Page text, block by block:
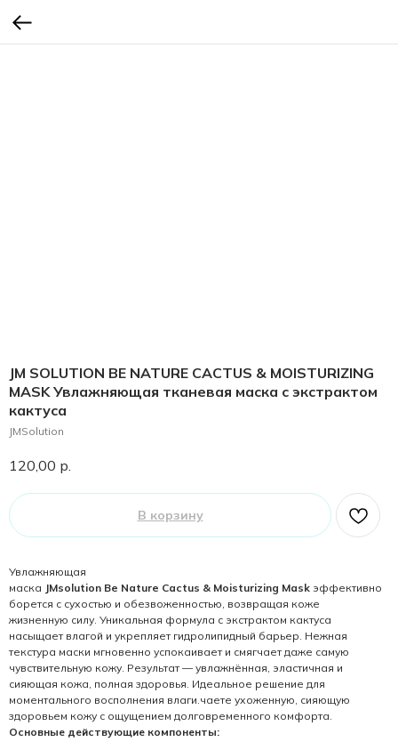
JM SOLUTION BE NATURE CACTUS & MOISTURIZING
MASK Увлажняющая тканевая маска с экстрактом
кактуса
JMSolution
120,00 р.
В корзину
Увлажняющая
маска JMsolution Be Nature Cactus & Moisturizing Mask эффективно
борется с сухостью и обезвоженностью, возвращая коже
жизненную силу. Уникальная формула с экстрактом кактуса
насыщает влагой и укрепляет гидролипидный барьер. Нежная
текстура маски мгновенно успокаивает и смягчает даже самую
чувствительную кожу. Результат — увлажнённая, эластичная и
сияющая кожа, полная здоровья. Идеальное решение для
моментального восполнения влаги.чаете ухоженную, сияющую
здоровьем кожу с ощущением долговременного комфорта.
Основные действующие компоненты: